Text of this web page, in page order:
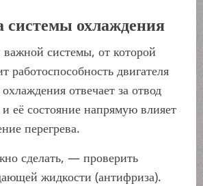
системы охлаждения
системы, от которой
работоспособность двигателя
отвечает за отвод
её состояние напрямую влияет
перегрева.
сделать, — проверить
жидкости (антифриза).